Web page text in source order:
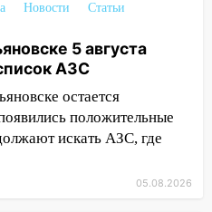
звезды сулят
на
Тюленева
92-летнюю
Новости
Статьи
5 августа
АЗС
остается
положительные
искать АЗС, где
05.08.2026